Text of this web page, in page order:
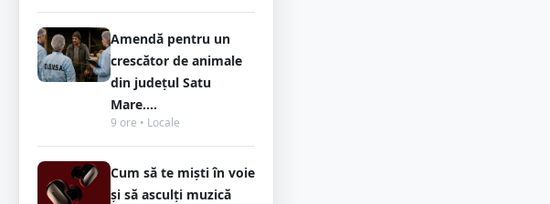
Amendă pentru un
crescător de animale
din județul Satu
Mare....
9 ore • Locale
Cum să te miști în voie
și să asculți muzică